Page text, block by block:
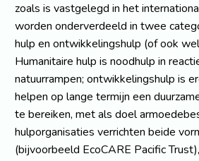
zoals is vastgelegd in het
worden onderverdeeld in twee
hulp en ontwikkelingshulp (of ook
Humanitaire hulp is noodhulp in
natuurrampen; ontwikkelingshulp is
helpen op lange termijn een
te bereiken, met als doel
hulporganisaties verrichten beide
(bijvoorbeeld EcoCARE Pacific